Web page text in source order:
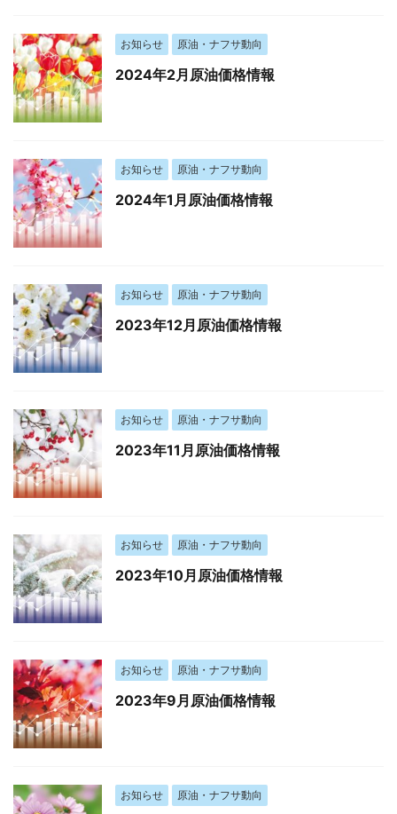
お知らせ 原油・ナフサ動向
2024年2月原油価格情報
お知らせ 原油・ナフサ動向
2024年1月原油価格情報
お知らせ 原油・ナフサ動向
2023年12月原油価格情報
お知らせ 原油・ナフサ動向
2023年11月原油価格情報
お知らせ 原油・ナフサ動向
2023年10月原油価格情報
お知らせ 原油・ナフサ動向
2023年9月原油価格情報
お知らせ 原油・ナフサ動向